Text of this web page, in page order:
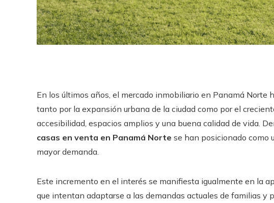
En los últimos años, el mercado inmobiliario en Panamá Norte
tanto por la expansión urbana de la ciudad como por el
accesibilidad, espacios amplios y una buena calidad de vida.
casas en venta en Panamá Norte se han posicionado como
mayor demanda.
Este incremento en el interés se manifiesta igualmente en la
que intentan adaptarse a las demandas actuales de familias y